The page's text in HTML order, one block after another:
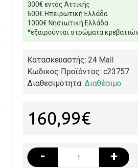
300€ εντός Αττικής
600€ Ηπειρωτική Ελλάδα
1000€ Νησιωτική Ελλάδα
*εξαιρούνται στρώματα
Κατασκευαστής: 24 Mall
Κωδικός Προϊόντος: c23757
Διαθεσιμότητα: Διαθέσιμο
160,99€
- +